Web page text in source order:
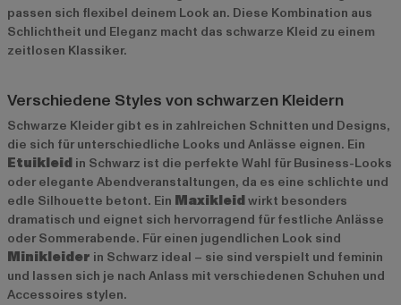
passen sich flexibel deinem Look an. Diese Kombination aus
Schlichtheit und Eleganz macht das schwarze Kleid zu einem
zeitlosen Klassiker.
Verschiedene Styles von schwarzen Kleidern
Schwarze Kleider gibt es in zahlreichen Schnitten und Designs,
die sich für unterschiedliche Looks und Anlässe eignen. Ein
Etuikleid in Schwarz ist die perfekte Wahl für Business-Looks
oder elegante Abendveranstaltungen, da es eine schlichte und
edle Silhouette betont. Ein Maxikleidwirkt besonders
dramatisch und eignet sich hervorragend für festliche Anlässe
oder Sommerabende. Für einen jugendlichen Look sind
Minikleider in Schwarz ideal – sie sind verspielt und feminin
und lassen sich je nach Anlass mit verschiedenen Schuhen und
Accessoires stylen.